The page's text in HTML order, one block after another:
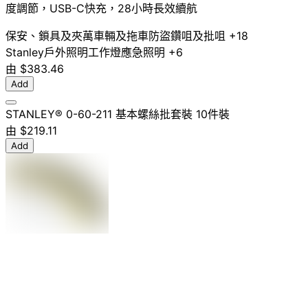
度調節，USB-C快充，28小時長效續航
保安、鎖具及夾萬車輛及拖車防盜鑽咀及批咀 +18
Stanley戶外照明工作燈應急照明 +6
由 $383.46
Add
STANLEY® 0-60-211 基本螺絲批套裝 10件裝
由 $219.11
Add